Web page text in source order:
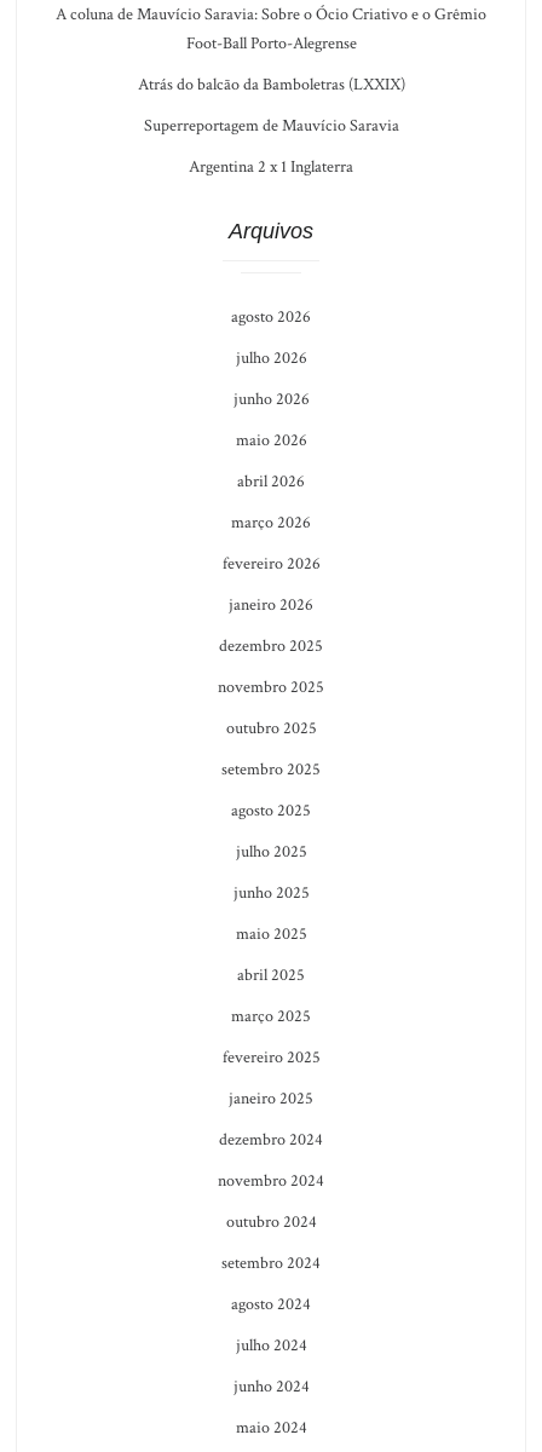
A coluna de Mauvício Saravia: Sobre o Ócio Criativo e o Grêmio
Foot-Ball Porto-Alegrense
Atrás do balcão da Bamboletras (LXXIX)
Superreportagem de Mauvício Saravia
Argentina 2 x 1 Inglaterra
Arquivos
agosto 2026
julho 2026
junho 2026
maio 2026
abril 2026
março 2026
fevereiro 2026
janeiro 2026
dezembro 2025
novembro 2025
outubro 2025
setembro 2025
agosto 2025
julho 2025
junho 2025
maio 2025
abril 2025
março 2025
fevereiro 2025
janeiro 2025
dezembro 2024
novembro 2024
outubro 2024
setembro 2024
agosto 2024
julho 2024
junho 2024
maio 2024